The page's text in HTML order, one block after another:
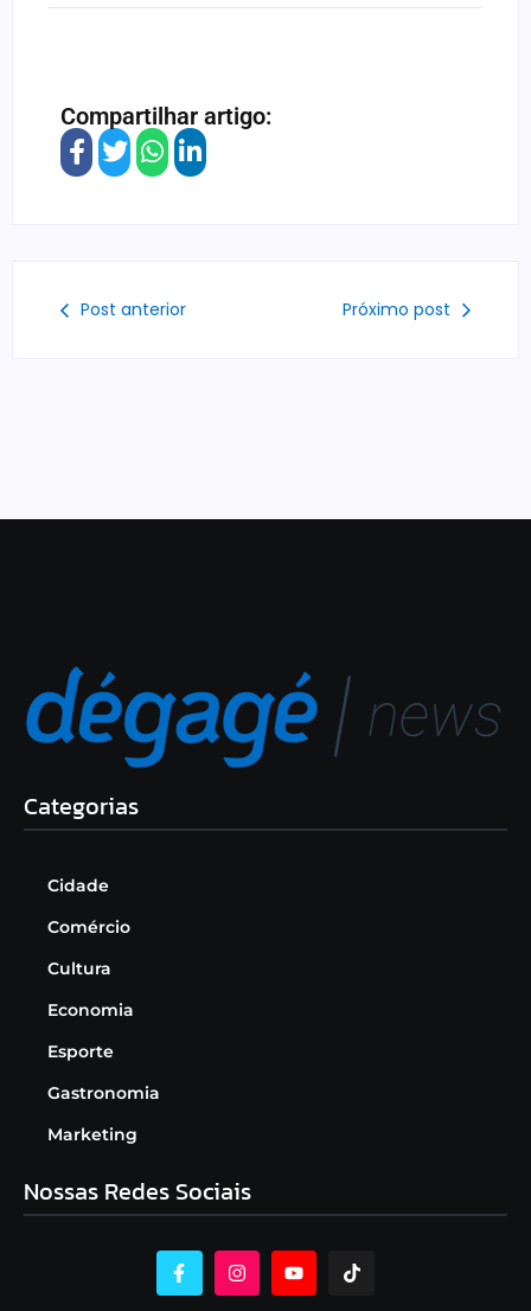
Compartilhar artigo:
Post anterior Próximo post
Categorias
Cidade
Comércio
Cultura
Economia
Esporte
Gastronomia
Marketing
Nossas Redes Sociais